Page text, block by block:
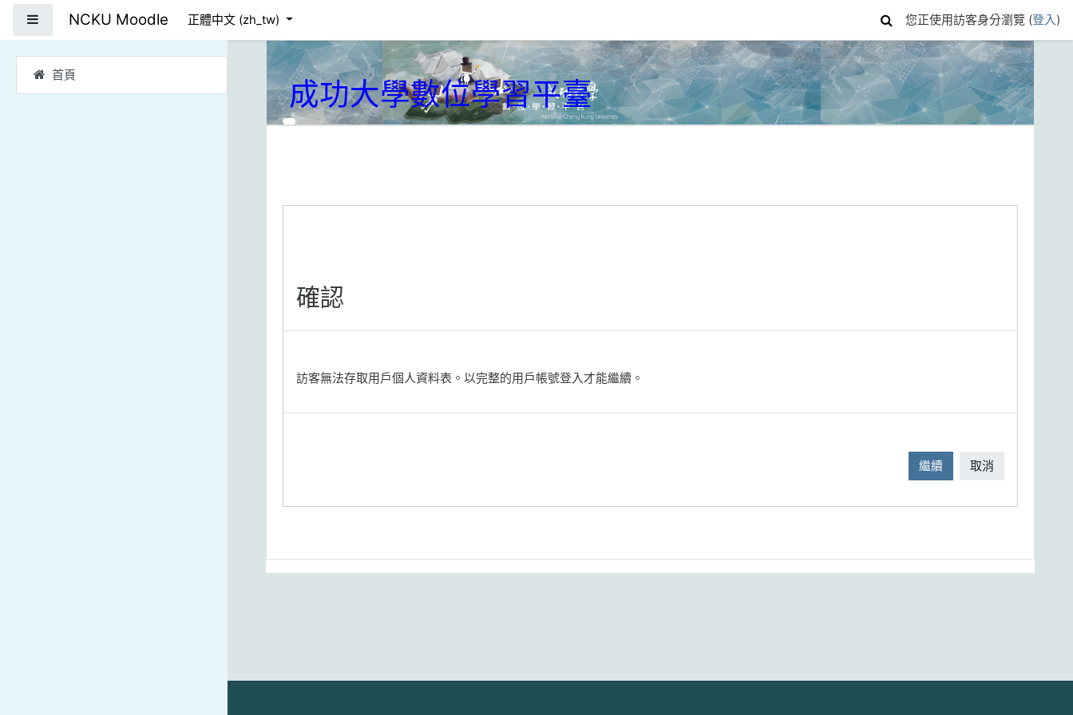
首頁
NCKU Moodle 正體中文 ‎(zh_tw)‎ 您正使用訪客身分瀏覽 (登入)
成功大學數位學習平臺
確認
訪客無法存取用戶個人資料表。以完整的用戶帳號登入才能繼續。
繼續 取消